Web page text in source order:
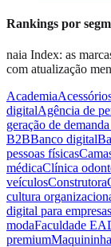
Rankings por
naia Index: as
com atualização
Academia
digitalAgência de
geração de
B2BBanco digital
pessoas físicas
médicaClínica
veículosConstrutora
cultura
digital para empresas
modaFaculdade
premium